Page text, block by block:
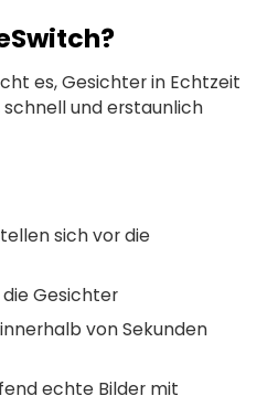
es, Gesichter in Echtzeit
und erstaunlich
sich vor die
Gesichter
von Sekunden
echte Bilder mit